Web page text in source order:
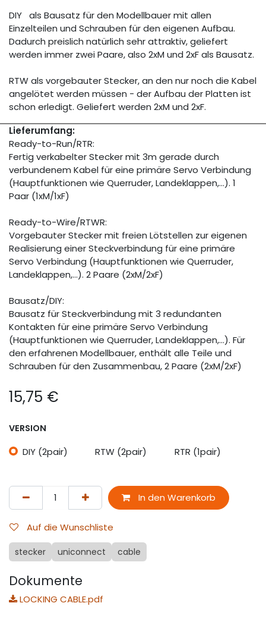
DIY als Bausatz für den Modellbauer mit allen
Einzelteilen und Schrauben für den eigenen Aufbau.
Dadurch preislich natürlich sehr attraktiv, geliefert
werden immer zwei Paare, also 2xM und 2xF als Bausatz.
RTW als vorgebauter Stecker, an den nur noch die Kabel
angelötet werden müssen - der Aufbau der Platten ist
schon erledigt. Geliefert werden 2xM und 2xF.
Lieferumfang:
Ready-to-Run/RTR:
Fertig verkabelter Stecker mit 3m gerade durch
verbundenem Kabel für eine primäre Servo Verbindung
(Hauptfunktionen wie Querruder, Landeklappen,...). 1
Paar (1xM/1xF)
Ready-to-Wire/RTWR:
Vorgebauter Stecker mit freien Lötstellen zur eigenen
Realisierung einer Steckverbindung für eine primäre
Servo Verbindung (Hauptfunktionen wie Querruder,
Landeklappen,...). 2 Paare (2xM/2xF)
Bausatz/DIY:
Bausatz für Steckverbindung mit 3 redundanten
Kontakten für eine primäre Servo Verbindung
(Hauptfunktionen wie Querruder, Landeklappen,...). Für
den erfahrenen Modellbauer, enthält alle Teile und
Schrauben für den Zusammenbau, 2 Paare (2xM/2xF)
15,75 €
VERSION
DIY (2pair) RTW (2pair) RTR (1pair)
In den Warenkorb
Auf die Wunschliste
stecker uniconnect cable
Dokumente
LOCKING CABLE.pdf